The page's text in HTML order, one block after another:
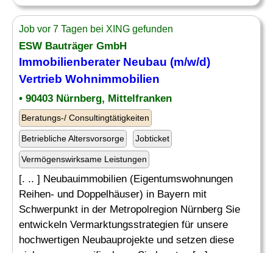
Job vor 7 Tagen bei XING gefunden
ESW Bauträger GmbH
Immobilienberater Neubau (m/w/d)
Vertrieb Wohnimmobilien
• 90403 Nürnberg, Mittelfranken
Beratungs-/ Consultingtätigkeiten
Betriebliche Altersvorsorge Jobticket
Vermögenswirksame Leistungen
[. .. ] Neubauimmobilien (Eigentumswohnungen
Reihen- und Doppelhäuser) in Bayern mit
Schwerpunkt in der Metropolregion Nürnberg Sie
entwickeln Vermarktungsstrategien für unsere
hochwertigen Neubauprojekte und setzen diese